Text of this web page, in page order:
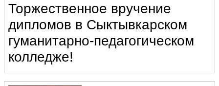
Торжественное вручение
дипломов в Сыктывкарском
гуманитарно-педагогическом
колледже!